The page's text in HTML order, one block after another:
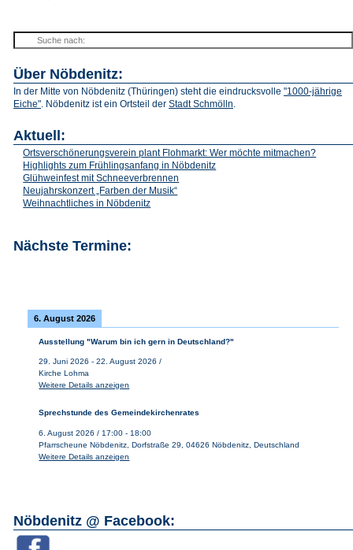
Über Nöbdenitz:
In der Mitte von Nöbdenitz (Thüringen) steht die eindrucksvolle "1000-jährige
Eiche" . Nöbdenitz ist ein Ortsteil der Stadt Schmölln
Aktuell:
Ortsverschönerungsverein plant Flohmarkt: Wer möchte mitmachen?
Highlights zum Frühlingsanfang in Nöbdenitz
Glühweinfest mit Schneeverbrennen
Neujahrskonzert „Farben der Musik“
Weihnachtliches in Nöbdenitz
Nächste Termine:
6. August 2026
Ausstellung "Warum bin ich gern in Deutschland?"
29. Juni 2026 -22. August 2026 /
Kirche Lohma
Weitere Details anzeigen
Sprechstunde des Gemeindekirchenrates
6. August 2026 / 17:00 - 18:00
Pfarrscheune Nöbdenitz, Dorfstraße 29, 04626 Nöbdenitz, Deutschland
Weitere Details anzeigen
Nöbdenitz @ Facebook: